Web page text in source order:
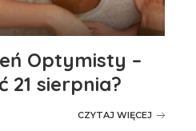
Optymisty –
21 sierpnia?
CZYTAJ WIĘCEJ